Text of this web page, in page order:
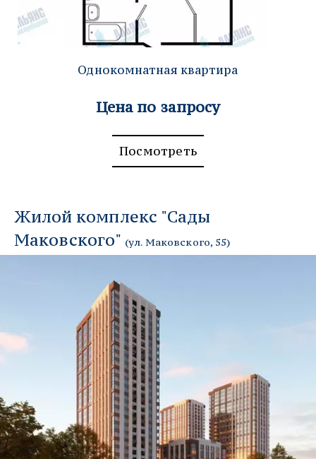
Однокомнатная квартира
Цена по запросу
Посмотреть
Жилой комплекс "Сады
Маковского" (ул. Маковского, 55)